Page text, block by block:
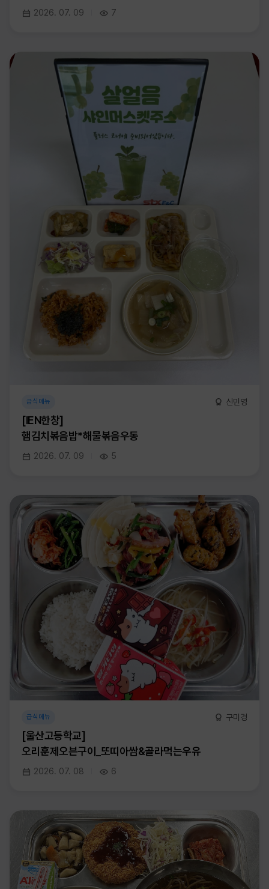
2026. 07. 09 7
급식메뉴 신민영
[IEN한창]
햄김치볶음밥*해물볶음우동
2026. 07. 09 5
급식메뉴 구미경
[울산고등학교]
오리훈제오븐구이_또띠아쌈&골라먹는우유
2026. 07. 08 6